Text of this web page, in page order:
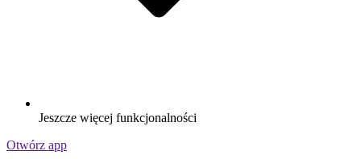
Jeszcze więcej funkcjonalności
Otwórz app